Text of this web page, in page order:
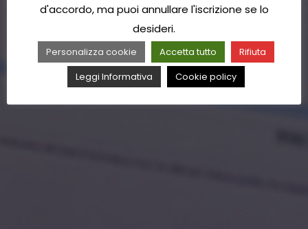
d'accordo, ma puoi annullare l'iscrizione se lo
desideri.
Personalizza cookie Accetta tutto
Rifiuta
Leggi Informativa
Cookie policy